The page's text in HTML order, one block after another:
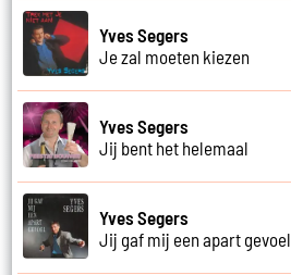
Yves Segers
Je zal moeten kiezen
Yves Segers
Jij bent het helemaal
Yves Segers
Jij gaf mij een apart gevoel